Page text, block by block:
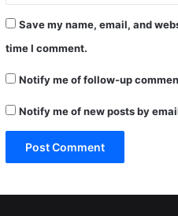
Save my name, email, and
time I comment.
Notify me of follow-up
Notify me of new posts by